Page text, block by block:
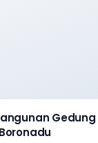
Gedung